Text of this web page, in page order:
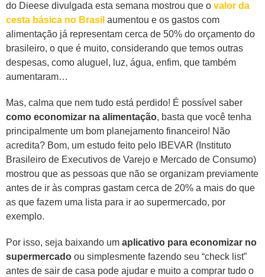
do Dieese divulgada esta semana mostrou que o valor da
cesta básica no Brasil aumentou e os gastos com
alimentação já representam cerca de 50% do orçamento do
brasileiro, o que é muito, considerando que temos outras
despesas, como aluguel, luz, água, enfim, que também
aumentaram…
Mas, calma que nem tudo está perdido! É possível saber
como economizar na alimentação, basta que você tenha
principalmente um bom planejamento financeiro! Não
acredita? Bom, um estudo feito pelo IBEVAR (Instituto
Brasileiro de Executivos de Varejo e Mercado de Consumo)
mostrou que as pessoas que não se organizam previamente
antes de ir às compras gastam cerca de 20% a mais do que
as que fazem uma lista para ir ao supermercado, por
exemplo.
Por isso, seja baixando um aplicativo para economizar no
supermercado ou simplesmente fazendo seu “check list”
antes de sair de casa pode ajudar e muito a comprar tudo o